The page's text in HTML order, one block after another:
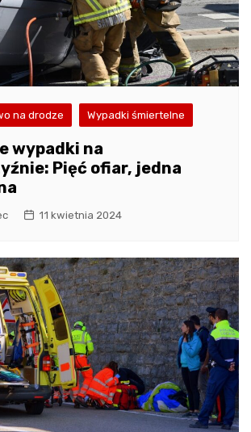
na drodze Wypadki śmiertelne
wypadki na
Pięć ofiar, jedna
11 kwietnia 2024